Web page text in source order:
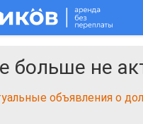
больше не
объявления о